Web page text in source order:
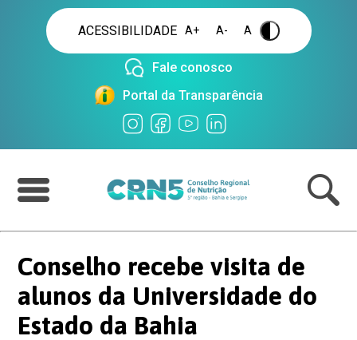
ACESSIBILIDADE A+ A- A .
Fale conosco
Portal da Transparência
Conselho recebe visita de
alunos da Universidade do
Estado da Bahia